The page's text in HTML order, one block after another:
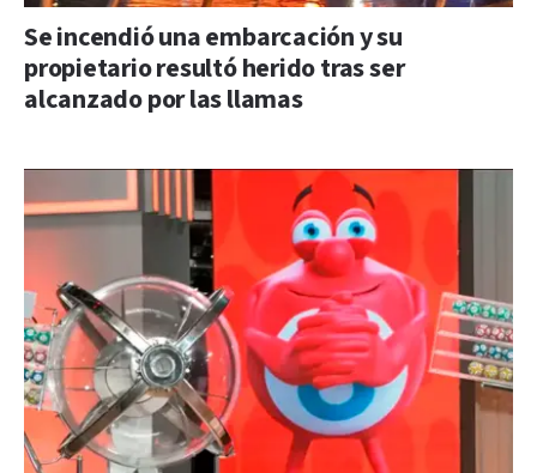
Se incendió una embarcación y su
propietario resultó herido tras ser
alcanzado por las llamas